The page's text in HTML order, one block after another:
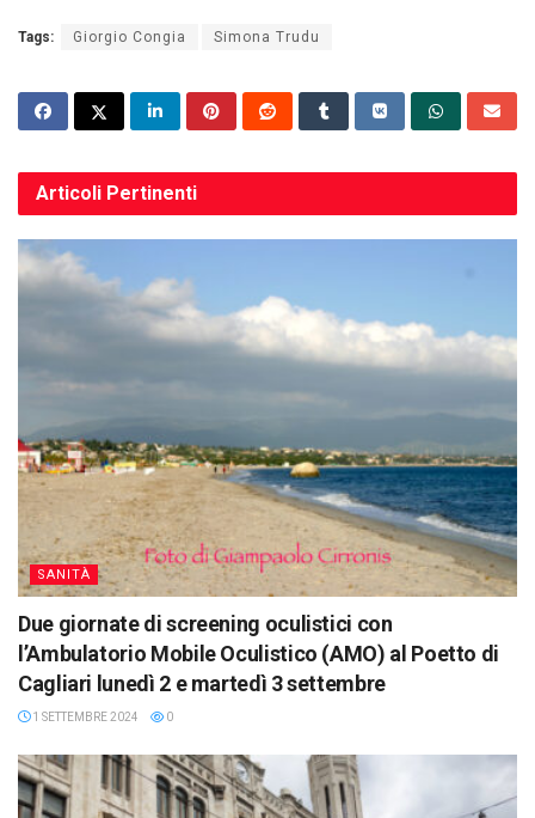
Tags: Giorgio Congia Simona Trudu
Articoli Pertinenti
SANITÀ
Due giornate di screening oculistici con
l’Ambulatorio Mobile Oculistico (AMO) al Poetto di
Cagliari lunedì 2 e martedì 3 settembre
1 SETTEMBRE 2024 0